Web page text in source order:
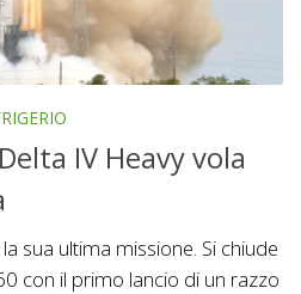
IV Heavy vola
sua ultima missione. Si chiude
con il primo lancio di un razzo